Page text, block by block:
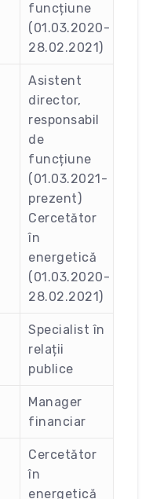
funcțiune
(01.03.2020-
28.02.2021)
Asistent
director,
responsabil
de
funcțiune
(01.03.2021-
prezent)
Cercetător
în
energetică
(01.03.2020-
28.02.2021)
Specialist în
relații
publice
Manager
financiar
Cercetător
în
energetică